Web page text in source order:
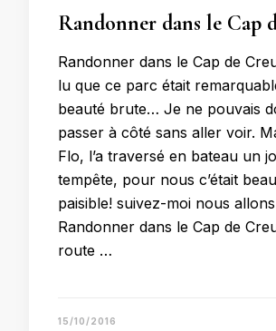
Randonner dans le Cap
Randonner dans le Cap de
lu que ce parc était
beauté brute… Je ne pouvais
passer à côté sans aller voir.
Flo, l’a traversé en bateau un
tempête, pour nous c’était
paisible! suivez-moi nous allons
Randonner dans le Cap de
route …
15/10/2016